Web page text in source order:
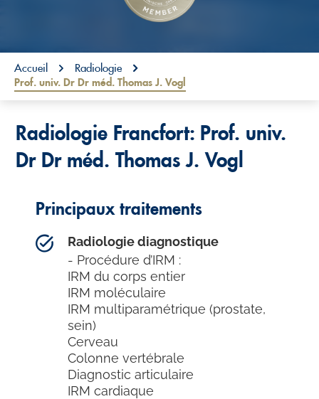
You are here:
Accueil
Radiologie
Prof. univ. Dr Dr méd. Thomas J. Vogl
Radiologie Francfort: Prof. univ.
Dr Dr méd. Thomas J. Vogl
Principaux traitements
Radiologie diagnostique
- Procédure d’IRM :
IRM du corps entier
IRM moléculaire
IRM multiparamétrique (prostate,
sein)
Cerveau
Colonne vertébrale
Diagnostic articulaire
IRM cardiaque